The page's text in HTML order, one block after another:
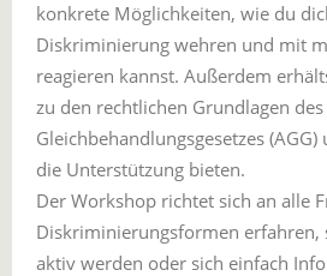
konkrete Möglichkeiten, wie du
Diskriminierung wehren und mit
reagieren kannst. Außerdem
zu den rechtlichen Grundlagen
Gleichbehandlungsgesetzes
die Unterstützung bieten.
Der Workshop richtet sich an alle
Diskriminierungsformen erfahren,
aktiv werden oder sich einfach